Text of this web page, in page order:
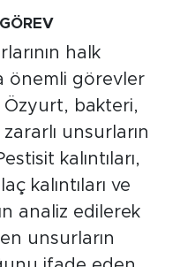
halk
önemli görevler
bakteri,
unsurların
kalıntıları,
kalıntıları ve
analiz edilerek
unsurların